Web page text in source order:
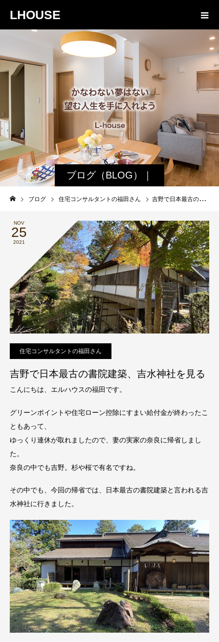
LHOUSE
ブログ（BLOG）｜
諏訪・松本の工務店
エルハウス
ブログ 住宅コンサルタントの福田さん 吉野で日本最古の書院建築、吉水神社を見る
NOV
25
2021
住宅コンサルタントの福田さん
吉野で日本最古の書院建築、吉水神社を見る
こんにちは、エルハウスの福田です。
グリーンポイントや住宅ローン控除にすまい給付金が終わったこ
ともあって、
ゆっくり連休が取れましたので、妻の実家の奈良に帰省しまし
た。
奈良の中でも吉野。杉や桜で有名ですね。
その中でも、今回の帰省では、日本最古の書院建築と言われる吉
水神社に行きました。